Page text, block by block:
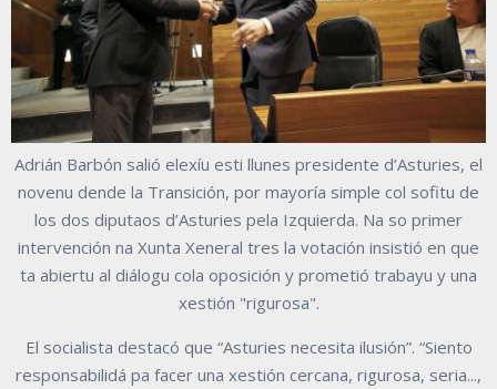
Adrián Barbón salió elexíu esti llunes presidente d’Asturies, el
novenu dende la Transición, por mayoría simple col sofitu de
los dos diputaos d’Asturies pela Izquierda. Na so primer
intervención na Xunta Xeneral tres la votación insistió en que
ta abiertu al diálogu cola oposición y prometió trabayu y una
xestión "rigurosa".
El socialista destacó que “Asturies necesita ilusión”. “Siento
responsabilidá pa facer una xestión cercana, rigurosa, seria...,